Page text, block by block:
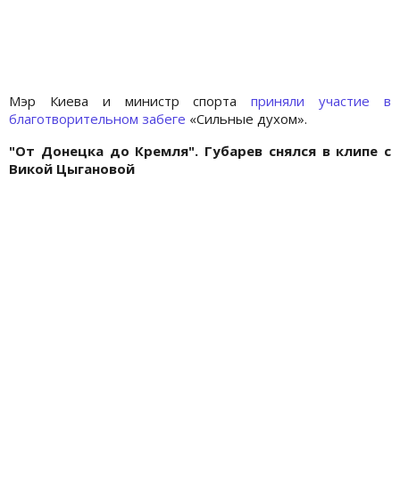
Мэр Киева и министр спортаприняли участие в
благотворительном забеге «Сильные духом».
"От Донецка до Кремля". Губарев снялся в клипе с
Викой Цыгановой